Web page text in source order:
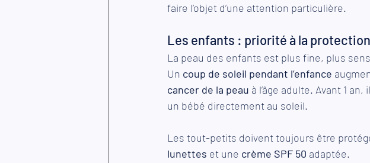
faire l’objet d’une attention particulière.
Les enfants : priorité à la protection
La peau des enfants est plus fine, plus
Un coup de soleil pendant l’enfance
cancer de la peau à l’âge adulte. Avant 1
un bébé directement au soleil.
Les tout-petits doivent toujours être
lunettes et une crème SPF 50 adaptée.